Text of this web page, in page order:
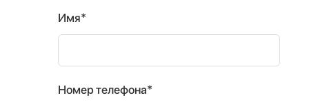
Имя*
Номер телефона*